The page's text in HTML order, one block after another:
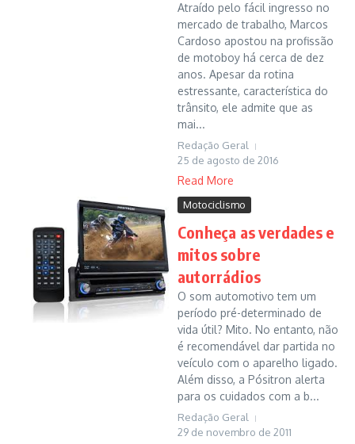
Atraído pelo fácil ingresso no
mercado de trabalho, Marcos
Cardoso apostou na profissão
de motoboy há cerca de dez
anos. Apesar da rotina
estressante, característica do
trânsito, ele admite que as
mai...
Redação Geral
25 de agosto de 2016
Read More
Motociclismo
Conheça as verdades e
mitos sobre
autorrádios
O som automotivo tem um
período pré-determinado de
vida útil? Mito. No entanto, não
é recomendável dar partida no
veículo com o aparelho ligado.
Além disso, a Pósitron alerta
para os cuidados com a b...
Redação Geral
29 de novembro de 2011